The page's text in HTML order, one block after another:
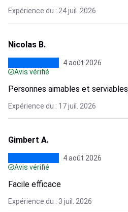
Expérience du : 24 juil. 2026
Nicolas B.
4 août 2026
Avis vérifié
Personnes aimables et
Expérience du : 17 juil. 2026
Gimbert A.
4 août 2026
Avis vérifié
Facile efficace
Expérience du : 3 juil. 2026